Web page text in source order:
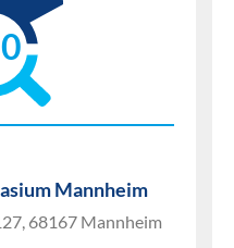
Mannheim
68167 Mannheim